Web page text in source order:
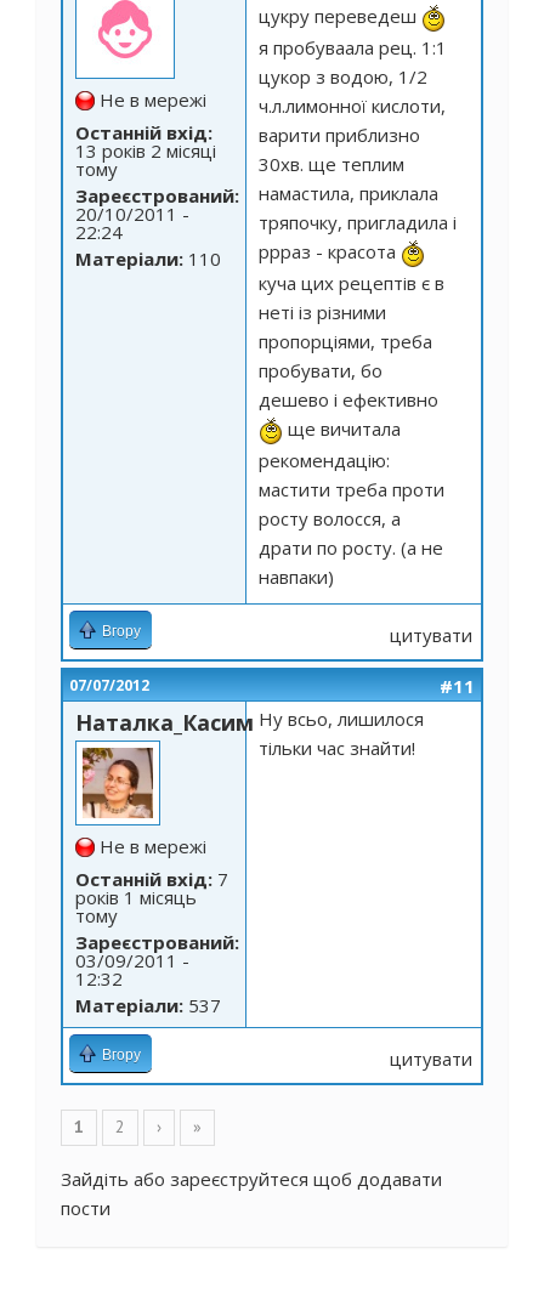
Не в мережі
Останній вхід:
13 років 2 місяці
тому
Зареєстрований:
20/10/2011 -
22:24
Матеріали: 110
цукру переведеш
я пробуваала рец. 1:1
цукор з водою, 1/2
ч.л.лимонної кислоти,
варити приблизно
30хв. ще теплим
намастила, приклала
тряпочку, пригладила і
ррраз - красота
куча цих рецептів є в
неті із різними
пропорціями, треба
пробувати, бо
дешево і ефективно
ще вичитала
рекомендацію:
мастити треба проти
росту волосся, а
драти по росту. (а не
навпаки)
Вгору цитувати
07/07/2012 #11
Наталка_Касим
Не в мережі
Останній вхід: 7
років 1 місяць
тому
Зареєстрований:
03/09/2011 -
12:32
Матеріали: 537
Ну всьо, лишилося
тільки час знайти!
Вгору цитувати
Сторінки
1 2 › »
Зайдіть або зареєструйтеся щоб додавати
пости